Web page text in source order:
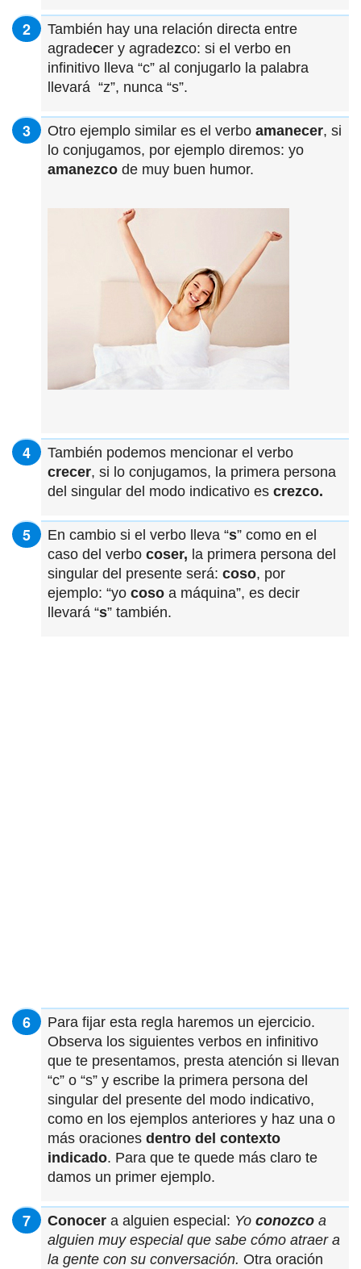
También hay una relación directa entre
agradecer y agradezco: si el verbo en
infinitivo lleva “c” al conjugarlo la palabra
llevará “z”, nunca “s”.
Otro ejemplo similar es el verbo amanecer, si
lo conjugamos, por ejemplo diremos: yo
amanezco de muy buen humor.
También podemos mencionar el verbo
crecer, si lo conjugamos, la primera persona
del singular del modo indicativo es crezco.
En cambio si el verbo lleva “s” como en el
caso del verbo coser, la primera persona del
singular del presente será: coso, por
ejemplo: “yo coso a máquina”, es decir
llevará “s” también.
Para fijar esta regla haremos un ejercicio.
Observa los siguientes verbos en infinitivo
que te presentamos, presta atención si llevan
“c” o “s” y escribe la primera persona del
singular del presente del modo indicativo,
como en los ejemplos anteriores y haz una o
más oraciones dentro del contexto
indicado. Para que te quede más claro te
damos un primer ejemplo.
Conocer a alguien especial: Yo conozco a
alguien muy especial que sabe cómo atraer a
la gente con su conversación. Otra oración